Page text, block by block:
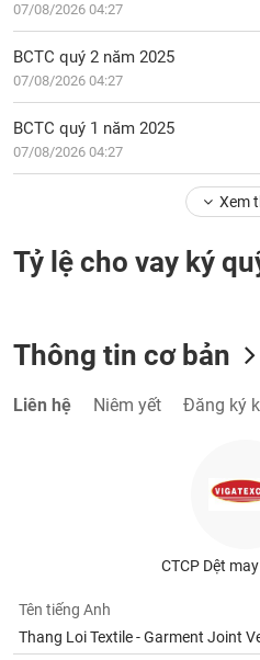
07/08/2026 04:27
BCTC quý 2 năm 2025
07/08/2026 04:27
BCTC quý 1 năm 2025
07/08/2026 04:27
Xem
Tỷ lệ cho vay ký
Thông tin cơ bản
Liên hệ Niêm yết Đăng ký
CTCP Dệt
Tên tiếng Anh
Thang Loi Textile - Garment Joint